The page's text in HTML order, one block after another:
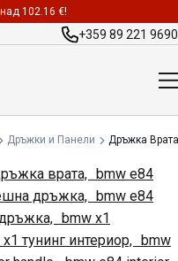
102.16 €!
+359 89 221 9690
Дръжки и Панели Дръжка